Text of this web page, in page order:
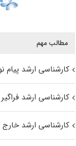
مطالب مهم
کارشناسی ارشد پیام
کارشناسی ارشد فراگیر
کارشناسی ارشد خارج